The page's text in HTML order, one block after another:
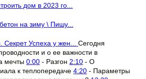
дом в 2023 го...
на зиму \ Пишу...
Секрет Успеха у жен... Сегодня
и о ее важности в
мечты 0:00 - Разгон 2:10 - О
к теплопередаче 4:20 - Параметры